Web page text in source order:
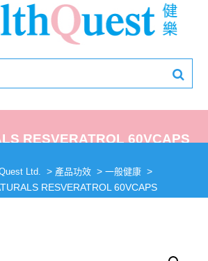
RESVERATROL 60VCAPS
Ltd. > 產品功效 > 一般健康 >
RESVERATROL 60VCAPS